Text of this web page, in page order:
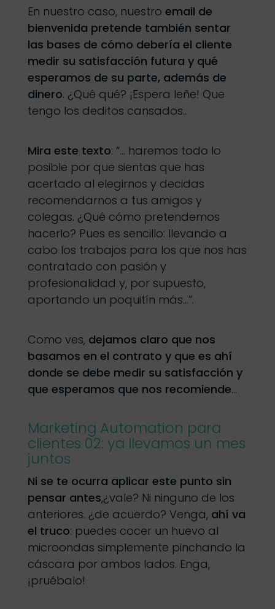
En nuestro caso, nuestro email de
bienvenida pretende también sentar
las bases de cómo debería el cliente
medir su satisfacción futura y qué
esperamos de su parte, además de
dinero. ¿Qué qué? ¡Espera leñe! Que
tengo los deditos cansados..
Mira este texto: “… haremos todo lo
posible por que sientas que has
acertado al elegirnos y decidas
recomendarnos a tus amigos y
colegas. ¿Qué cómo pretendemos
hacerlo? Pues es sencillo: llevando a
cabo los trabajos para los que nos has
contratado con pasión y
profesionalidad y, por supuesto,
aportando un poquitín más…”.
Como ves, dejamos claro que nos
basamos en el contrato y que es ahí
donde se debe medir su satisfacción y
que esperamos que nos recomiende…
Marketing Automation para
clientes 02: ya llevamos un mes
juntos
Ni se te ocurra aplicar este punto sin
pensar antes,¿vale? Ni ninguno de los
anteriores. ¿de acuerdo? Venga, ahí va
el truco: puedes cocer un huevo al
microondas simplemente pinchando la
cáscara por ambos lados. Enga,
¡pruébalo!